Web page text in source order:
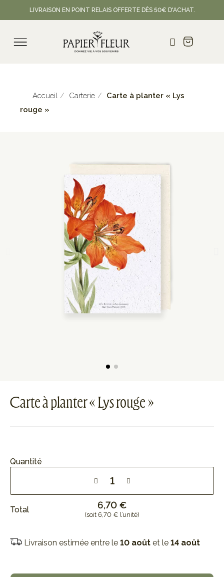
LIVRAISON EN POINT RELAIS OFFERTE DÈS 50€ D'ACHAT.
Accueil Carterie
Carte à planter « Lys
rouge »
Carte à planter « Lys rouge »
Quantité
Total 6,70 €
(soit 6,70 € l’unité)
Livraison estimée entre le 10 août et le 14 août